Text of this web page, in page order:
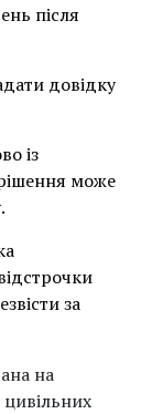
після
довідку
із
може
за
на